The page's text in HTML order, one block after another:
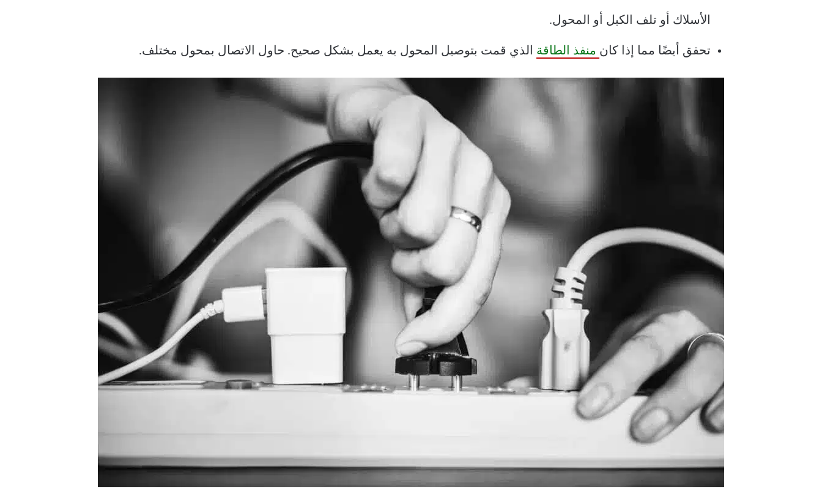
الأسلاك أو تلف الكبل أو المحول.
تحقق أيضًا مما إذا كان منفذ الطاقة الذي قمت بتوصيل المحول به يعمل بشكل صحيح. حاول الاتصال بمحول مختلف.